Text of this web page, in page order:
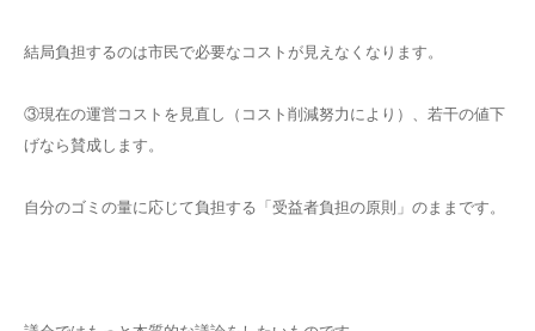
結局負担するのは市民で必要なコストが見えなくなります。
③現在の運営コストを見直し（コスト削減努力により）、若干の値下
げなら賛成します。
自分のゴミの量に応じて負担する「受益者負担の原則」のままです。